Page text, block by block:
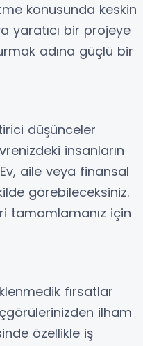
konusunda keskin
yaratıcı bir projeye
adına güçlü bir
düşünceler
insanların
aile veya finansal
görebileceksiniz.
tamamlamanız için
fırsatlar
ilham
özellikle iş